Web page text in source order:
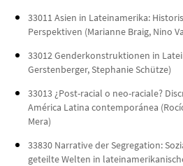
33011 Asien in Lateinamerika:
Perspektiven (Marianne Braig, Nino
33012Genderkonstruktionen in
Gerstenberger, Stephanie Schütze)
33013 ¿Post-racial o neo-raciale?
América Latina contemporánea (
Mera)
33830 Narrative der Segregation:
geteilte Welten in